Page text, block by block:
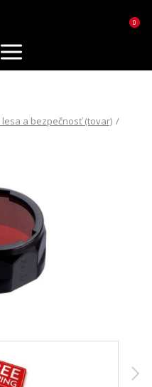
0
lesa a bezpečnosť (tovar) /